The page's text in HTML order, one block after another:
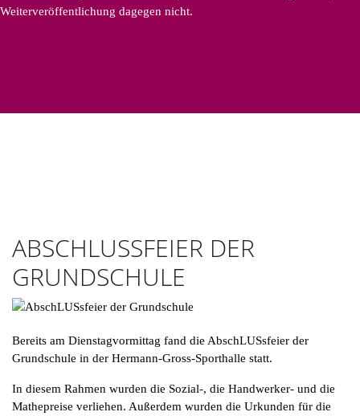
Weiterveröffentlichung dagegen nicht.
ABSCHLUSSFEIER DER
GRUNDSCHULE
Bereits am Dienstagvormittag fand die AbschLUSsfeier der
Grundschule in der Hermann-Gross-Sporthalle statt.
In diesem Rahmen wurden die Sozial-, die Handwerker- und die
Mathepreise verliehen. Außerdem wurden die Urkunden für die